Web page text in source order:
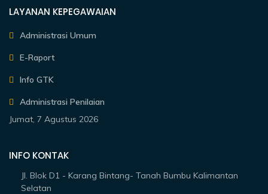
LAYANAN KEPEGAWAIAN
Administrasi Umum
E-Raport
Info GTK
Administrasi Penilaian
Jumat, 7 Agustus 2026
INFO KONTAK
Jl. Blok D1 - Karang Bintang- Tanah Bumbu Kalimantan
Selatan